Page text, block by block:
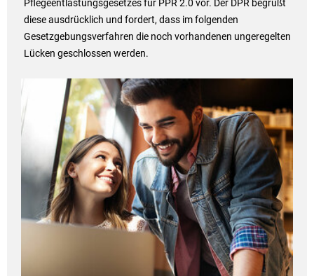
Pflegeentlastungsgesetzes für PPR 2.0 vor. Der DPR begrüßt
diese ausdrücklich und fordert, dass im folgenden
Gesetzgebungsverfahren die noch vorhandenen ungeregelten
Lücken geschlossen werden.